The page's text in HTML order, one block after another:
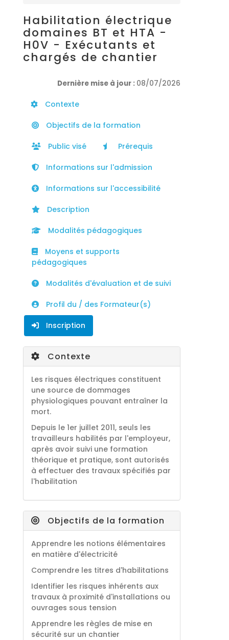
Habilitation électrique
domaines BT et HTA -
H0V - Exécutants et
chargés de chantier
Dernière mise à jour : 08/07/2026
Contexte
Objectifs de la formation
Public visé Prérequis
Informations sur l'admission
Informations sur l'accessibilité
Description
Modalités pédagogiques
Moyens et supports
pédagogiques
Modalités d'évaluation et de suivi
Profil du / des Formateur(s)
Inscription
Contexte
Les risques électriques constituent
une source de dommages
physiologiques pouvant entraîner la
mort.
Depuis le 1er juillet 2011, seuls les
travailleurs habilités par l'employeur,
après avoir suivi une formation
théorique et pratique, sont autorisés
à effectuer des travaux spécifiés par
l'habilitation
Objectifs de la formation
Apprendre les notions élémentaires
en matière d'électricité
Comprendre les titres d'habilitations
Identifier les risques inhérents aux
travaux à proximité d'installations ou
ouvrages sous tension
Apprendre les règles de mise en
sécurité sur un chantier